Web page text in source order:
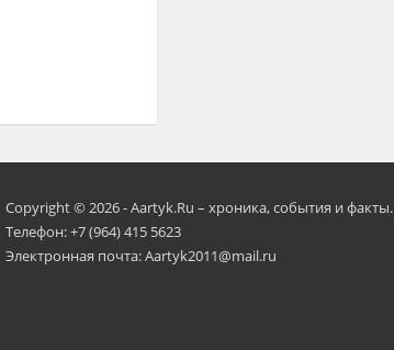
Copyright © 2026 - Aartyk.Ru – хроника, события и факты.
Телефон: +7 (964) 415 5623
Электронная почта: Aartyk2011@mail.ru